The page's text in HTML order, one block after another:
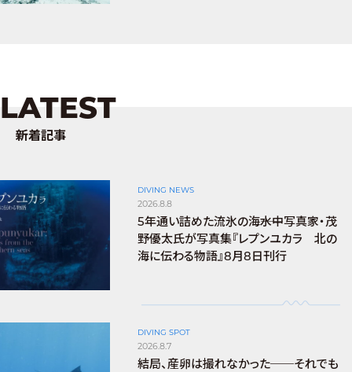
LATEST
新着記事
DIVING NEWS
2026.8.8
5年通い詰めた流氷の海――水中写真家・茂
野優太氏が写真集『レプンユカラ 北の
海に伝わる物語』8月8日刊行
DIVING SPOT
2026.8.7
結局、産卵は撮れなかった──それでも